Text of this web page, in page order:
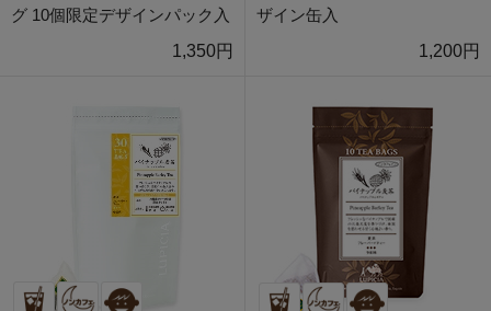
グ 10個限定デザインパック入
1,350円
ザイン缶入
1,200円